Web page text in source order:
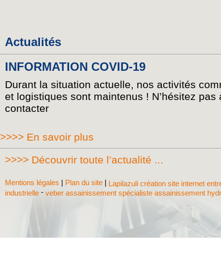
Actualités
INFORMATION COVID-19
Durant la situation actuelle, nos activités
et logistiques sont maintenus ! N’hésitez pas
contacter
>>>> En savoir plus
>>>> Découvrir toute l’actualité ...
Mentions légales | Plan du site | Lapilazuli création site internet
industrielle - veber assainissement spécialiste assainissement